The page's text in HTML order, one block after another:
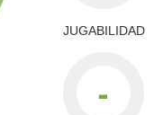
JUGABILIDAD
-